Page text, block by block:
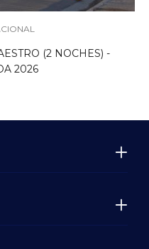
(2 NOCHES) -
2026